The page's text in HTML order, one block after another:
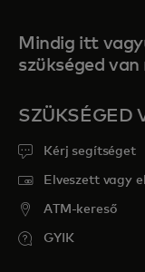
Mindig itt
szükséged van
SZÜKSÉGED
Kérj segítséget
Elveszett vagy
ATM-kereső
GYIK